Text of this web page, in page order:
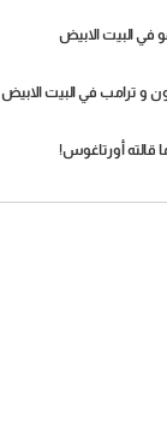
في البيت الابيض
و ترامب في البيت الابيض
قالته أورتاغوس!